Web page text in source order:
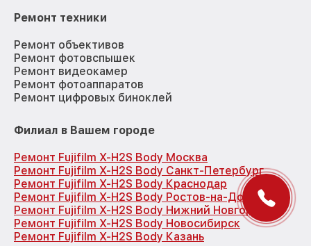
Ремонт техники
Ремонт объективов
Ремонт фотовспышек
Ремонт видеокамер
Ремонт фотоаппаратов
Ремонт цифровых биноклей
Филиал в Вашем городе
Ремонт Fujifilm X-H2S Body Москва
Ремонт Fujifilm X-H2S Body Санкт-Петербург
Ремонт Fujifilm X-H2S Body Краснодар
Ремонт Fujifilm X-H2S Body Ростов-на-Дону
Ремонт Fujifilm X-H2S Body Нижний Новгород
Ремонт Fujifilm X-H2S Body Новосибирск
Ремонт Fujifilm X-H2S Body Казань